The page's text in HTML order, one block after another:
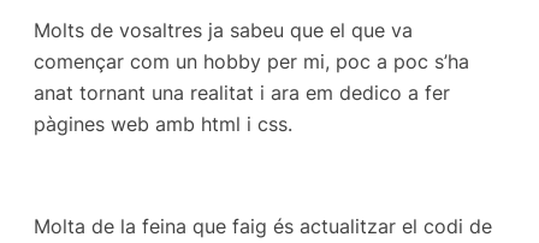
Molts de vosaltres ja sabeu que el que va
començar com un hobby per mi, poc a poc s’ha
anat tornant una realitat i ara em dedico a fer
pàgines web amb html i css.
Molta de la feina que faig és actualitzar el codi de